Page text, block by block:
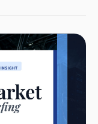
하이퍼스케일러로의
사업자인
장의 약 80%를 장악한
적인 기회로
는 한국의 AI 산업이
있느냐는 시험대에
나스닥 편입을 앞두고
며 미 교육부마저 대학